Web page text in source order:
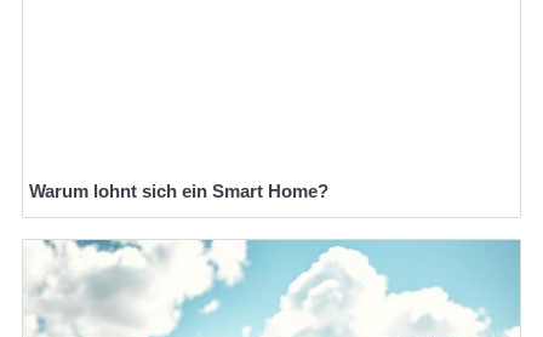
Warum lohnt sich ein Smart Home?